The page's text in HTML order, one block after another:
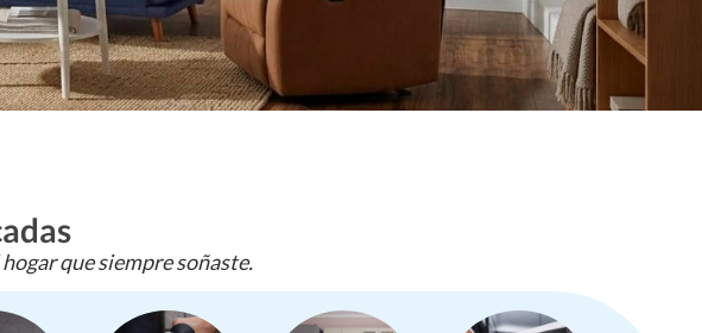
que siempre soñaste.